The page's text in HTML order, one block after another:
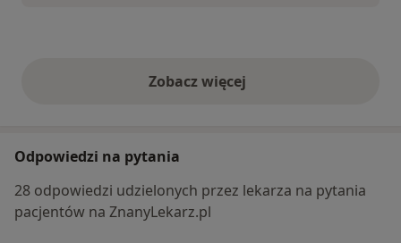
Zobacz więcejopinie powyżej
Odpowiedzi na pytania
28 odpowiedzi udzielonych przez lekarza na pytania
pacjentów na ZnanyLekarz.pl